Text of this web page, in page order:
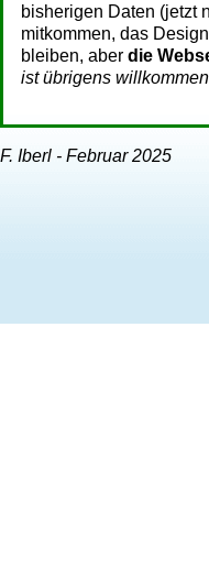
bisherigen Daten (jetzt
mitkommen, das
bleiben, aber die
ist übrigens
F. Iberl - Februar 2025